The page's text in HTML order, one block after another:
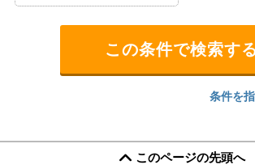
条件を
このページの先頭へ